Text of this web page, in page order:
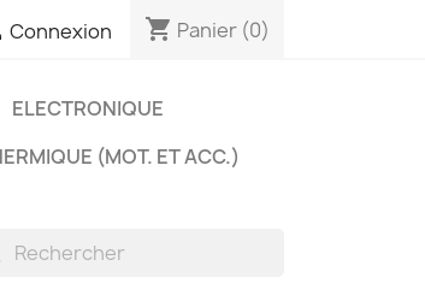
Connexion shopping_cart Panier (0)
ELECTRONIQUE
(MOT. ET ACC.)